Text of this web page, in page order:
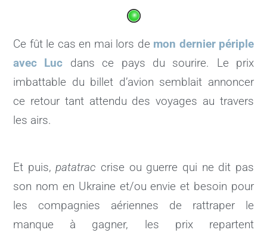
Ce fût le cas en mai lors de mon dernier périple
avec Luc dans ce pays du sourire. Le prix
imbattable du billet d’avion semblait annoncer
ce retour tant attendu des voyages au travers
les airs.
Et puis,patatrac crise ou guerre qui ne dit pas
son nom en Ukraine et/ou envie et besoin pour
les compagnies aériennes de rattraper le
manque à gagner, les prix repartent